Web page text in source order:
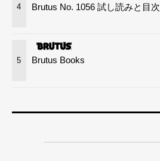
4 Brutus No. 1056 試し読みと目次
5 Brutus Books